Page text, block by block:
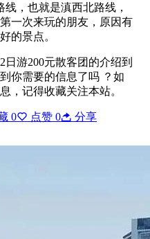
，也就是滇西北路线，
一次来玩的朋友，原因有
的景点。
游200元散客团的介绍到
你需要的信息了吗 ？如
，记得收藏关注本站。
0 点赞 0 分享